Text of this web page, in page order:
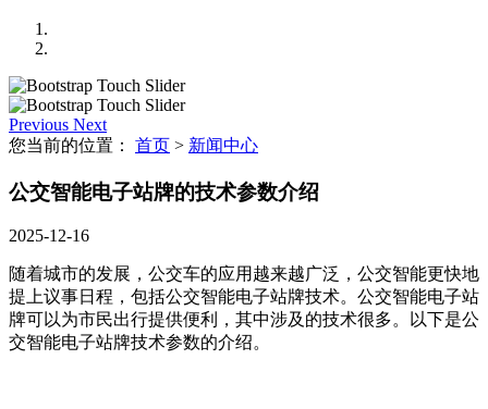
Previous Next
您当前的位置： 首页 > 新闻中心
公交智能电子站牌的技术参数介绍
2025-12-16
随着城市的发展，公交车的应用越来越广泛，公交智能更快地
提上议事日程，包括公交智能电子站牌技术。公交智能电子站
牌可以为市民出行提供便利，其中涉及的技术很多。以下是公
交智能电子站牌技术参数的介绍。